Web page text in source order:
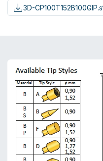
3D-